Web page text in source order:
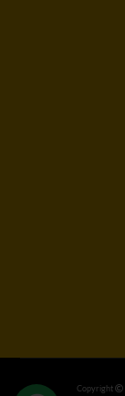
Copyright